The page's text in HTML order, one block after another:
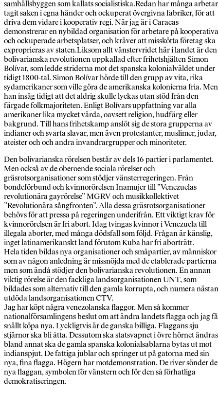
samhällsbyggen som kallats socialistiska.Redan har många
tagit saken i egna händer och ockuperat övergivna fabriker, för att
driva dem vidare i kooperativ regi. När jag är i Caracas
demonstrerar en nybildad organisation för arbetare på kooperativa
och ockuperade arbetsplatser, och kräver att misskötta företag ska
exproprieras av staten.Liksom allt vänstervridet här i landet är den
bolivarianska revolutionen uppkallad efter frihetshjälten Simon
Bolívar, som ledde striderna mot det spanska kolonialväldet under
tidigt 1800-tal. Simon Bolívar hörde till den grupp av vita, rika
sydamerikaner som ville göra de amerikanska kolonierna fria. Men
han insåg tidigt att det aldrig skulle lyckas utan stöd från den
färgade folkmajoriteten. Enligt Bolívars uppfattning var alla
amerikaner lika mycket värda, oavsett religion, hudfärg eller
bakgrund. Till hans frihetskamp anslöt sig de stora grupperna av
indianer och svarta slavar, men även protestanter, muslimer, judar,
ateister och och andra invandrargrupper och minoriteter.
Den bolivarianska rörelsen består av dels 16 partier i parlamentet.
Men också av de oberoende sociala rörelser och
gräsrotsorganisationer som stödjer vänsterregeringen. Från
bondeförbund och kvinnorörelsen Inamujer till ”Venezuelas
revolutionära gayrörelse” MGRV och musikkollektivet
”Revolutionära sångfronten”. Alla dessa gräsrotsorganisationer
behövs för att pressa på regeringen underifrån. Ett viktigt krav för
kvinnorörelsen är fri abort. Idag tvingas kvinnor i Venezuela till
illegala aborter, med många dödsfall som följd. Frågan är känslig,
inget latinamerikanskt land förutom Kuba har fri aborträtt.
Hela tiden bildas nya organisationer och småpartier, av människor
som av någon anledning är missnöjda med de etablerade partierna
men som ändå stödjer den bolivarianska revolutionen. En annan
viktig rörelse är den fackliga landsorganisationen UNT, som
bildades som alternativ till den gamla korrupta, och numera nästan
utdöda landsorganisationen CTV.
Jag har köpt några venezolanska flaggor. Men så kommer
nationalförsamlingens beslut om att ändra landets flagga och jag
snällt köpa nya. Lyckligtvis är de ganska billiga. Flaggans sju
stjärnor ska bli åtta. Dessutom ska statsvapnet i övre hörnet
bland annat ska de gamla spanska kolonialsablarna bytas ut mot
indianspjut. De fattiga jublar och springer ut på gatorna med sin
nya, fina flagga. Högern har motdemonstration. De river sönder
nya flaggan, symbolen för vänstern och för den så förhatliga
demokratiseringen.